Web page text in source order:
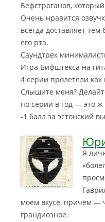
Бефстроганов,
Очень нравится
всегда доставляет
его рта.
Саундтрек
Игра Бифштекса на
4 серии пролетели как
Слышите меня?
по серии в год — это
-1 балл за эстонский
Я
моём вкусе, причём —
грандиозное.